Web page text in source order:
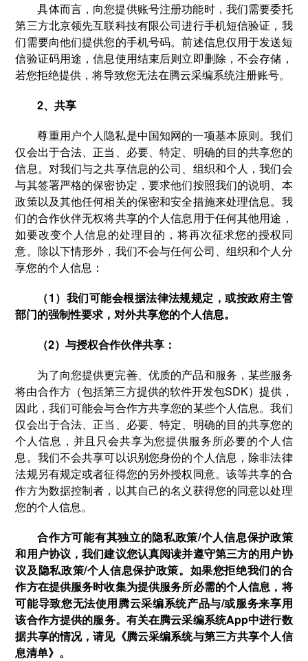
具体而言，向您提供账号注册功能时，我们需要委托
第三方北京领先互联科技有限公司进行手机短信验证，我
们需要向他们提供您的手机号码。前述信息仅用于发送短
信验证码用途，信息使用结束后则立即删除，不会存储，
若您拒绝提供，将导致您无法在腾云采编系统注册账号。
2、共享
尊重用户个人隐私是中国知网的一项基本原则。我们
仅会出于合法、正当、必要、特定、明确的目的共享您的
信息。对我们与之共享信息的公司、组织和个人，我们会
与其签署严格的保密协定，要求他们按照我们的说明、本
政策以及其他任何相关的保密和安全措施来处理信息。我
们的合作伙伴无权将共享的个人信息用于任何其他用途，
如要改变个人信息的处理目的，将再次征求您的授权同
意。除以下情形外，我们不会与任何公司、组织和个人分
享您的个人信息：
（1）我们可能会根据法律法规规定，或按政府主管
部门的强制性要求，对外共享您的个人信息。
（2）与授权合作伙伴共享：
为了向您提供更完善、优质的产品和服务，某些服务
将由合作方（包括第三方提供的软件开发包SDK）提供，
因此，我们可能会与合作方共享您的某些个人信息。我们
仅会出于合法、正当、必要、特定、明确的目的共享您的
个人信息，并且只会共享为您提供服务所必要的个人信
息。我们不会共享可以识别您身份的个人信息，除非法律
法规另有规定或者征得您的另外授权同意。该等共享的合
作方为数据控制者，以其自己的名义获得您的同意以处理
您的个人信息。
合作方可能有其独立的隐私政策/个人信息保护政策
和用户协议，我们建议您认真阅读并遵守第三方的用户协
议及隐私政策/个人信息保护政策。如果您拒绝我们的合
作方在提供服务时收集为提供服务所必需的个人信息，将
可能导致您无法使用腾云采编系统产品与/或服务来享用
该合作方提供的服务。有关在腾云采编系统App中进行数
据共享的情况，请见《腾云采编系统与第三方共享个人信
息清单》。